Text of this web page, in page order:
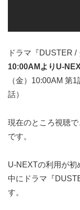
ドラマ『DUSTER /
10:00AMよりU-
（金）10:00AM 第
話）
現在のところ視聴
です。
U-NEXTの利用が初
中にドラマ『
す。